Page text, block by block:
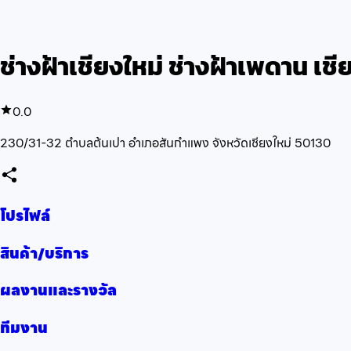
ช่างฝ้าเชียงใหม่ ช่างฝ้าเพดาน เชี
0.0
230/31-32 ตำบลต้นเปา อำเภอสันกำแพง จังหวัดเชียงใหม่ 50130
โปรไฟล์
สินค้า/บริการ
ผลงานและรางวัล
ทีมงาน